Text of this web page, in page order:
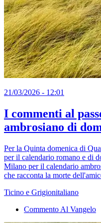
21/03/2026 - 12:01
I commenti al
ambrosiano di
Per la Quinta domenica di
per il calendario romano e di
Milano per il calendario
che racconta la morte
Ticino e Grigionitaliano
Commento Al Vangelo